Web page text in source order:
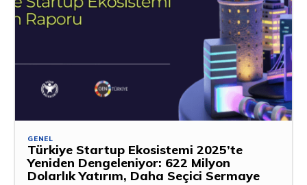
GENEL
Türkiye Startup Ekosistemi 2025’te
Yeniden Dengeleniyor: 622 Milyon
Dolarlık Yatırım, Daha Seçici Sermaye